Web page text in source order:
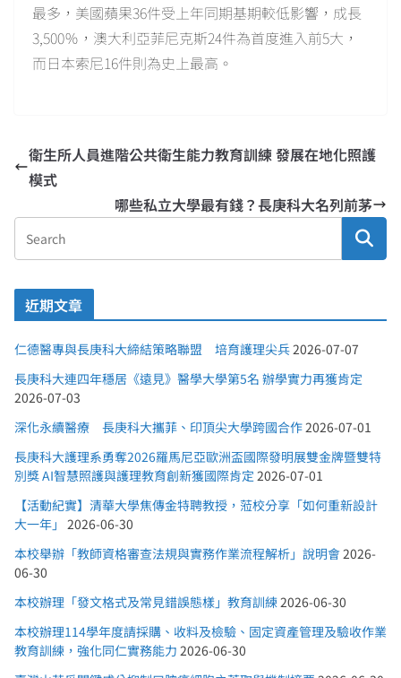
最多，美國蘋果36件受上年同期基期較低影響，成長
3,500％，澳大利亞菲尼克斯24件為首度進入前5大，
而日本索尼16件則為史上最高。
衛生所人員進階公共衛生能力教育訓練 發展在地化照護
模式
哪些私立大學最有錢？長庚科大名列前茅
近期文章
仁德醫專與長庚科大締結策略聯盟 培育護理尖兵2026-07-07
長庚科大連四年穩居《遠見》醫學大學第5名 辦學實力再獲肯定
2026-07-03
深化永續醫療 長庚科大攜菲、印頂尖大學跨國合作2026-07-01
長庚科大護理系勇奪2026羅馬尼亞歐洲盃國際發明展雙金牌暨雙特
別獎 AI智慧照護與護理教育創新獲國際肯定 2026-07-01
【活動紀實】清華大學焦傳金特聘教授，蒞校分享「如何重新設計
大一年」 2026-06-30
本校舉辦「教師資格審查法規與實務作業流程解析」說明會2026-
06-30
本校辦理「發文格式及常見錯誤態樣」教育訓練2026-06-30
本校辦理114學年度請採購、收料及檢驗、固定資產管理及驗收作業
教育訓練，強化同仁實務能力 2026-06-30